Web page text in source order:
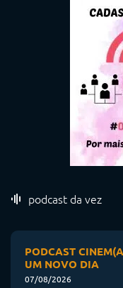
podcast da vez
PODCAST
UM NOVO DIA
07/08/2026